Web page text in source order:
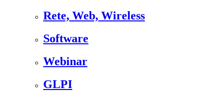
Rete, Web, Wireless
Software
Webinar
GLPI